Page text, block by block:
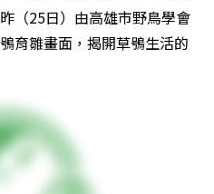
（25日）由高雄市野鳥學會
育雛畫面，揭開草鴞生活的